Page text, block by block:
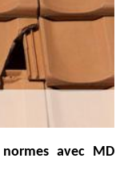
avec MD